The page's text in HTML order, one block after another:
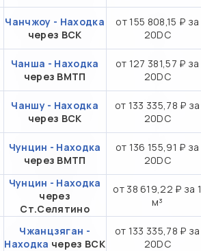
Чанчжоу - Находка
через ВСК
от 155 808,15 ₽ за
20DC
Чанша - Находка
через ВМТП
от 127 381,57 ₽ за
20DC
Чаншу - Находка
через ВСК
от 133 335,78 ₽ за
20DC
Чунцин - Находка
через ВМТП
от 136 155,91 ₽ за
20DC
Чунцин - Находка
через
Ст.Селятино
от 38 619,22 ₽ за 1
м³
Чжанцзяган -
Находка через ВСК
от 133 335,78 ₽ за
20DC